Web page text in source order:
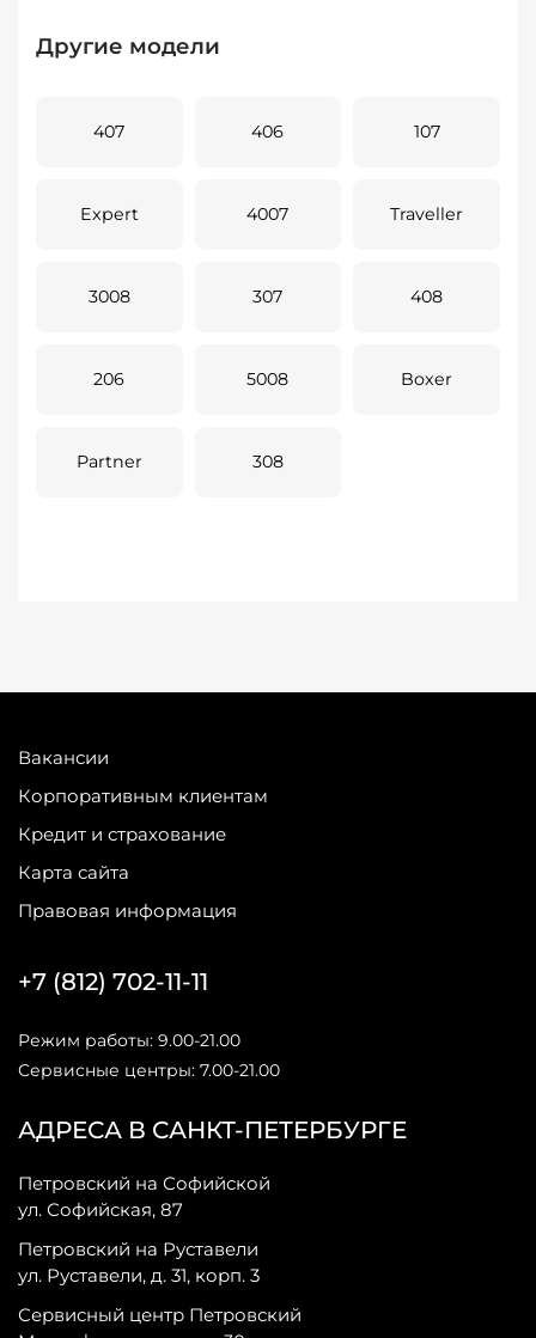
Другие модели
407 406 107
Expert 4007 Traveller
3008 307 408
206 5008 Boxer
Partner 308
Вакансии
Корпоративным клиентам
Кредит и страхование
Карта сайта
Правовая информация
АДРЕСА В САНКТ-ПЕТЕРБУРГЕ
Петровский на Софийской
ул. Софийская, 87
Петровский на Руставели
ул. Руставели, д. 31, корп. 3
Сервисный центр Петровский
+7 (812) 702-11-11
Режим работы: 9.00-21.00
Сервисные центры: 7.00-21.00